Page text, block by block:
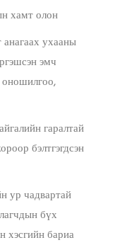
хамт олон
ухааны
эмч
оношилгоо,
гаралтай
бэлтгэгдсэн
ур чадвартай
бүх
хэсгийн бариа